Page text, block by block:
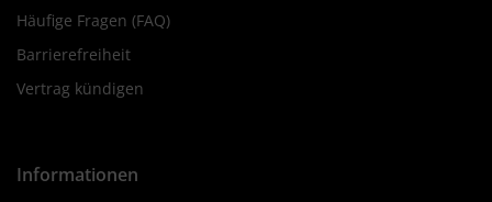
Häufige Fragen (FAQ)
Barrierefreiheit
Vertrag kündigen
Informationen